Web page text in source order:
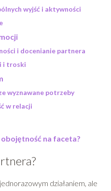
wyjść i aktywności
i docenianie partnera
i troski
wyznawane potrzeby
w relacji
obojętność na faceta?
działaniem, ale